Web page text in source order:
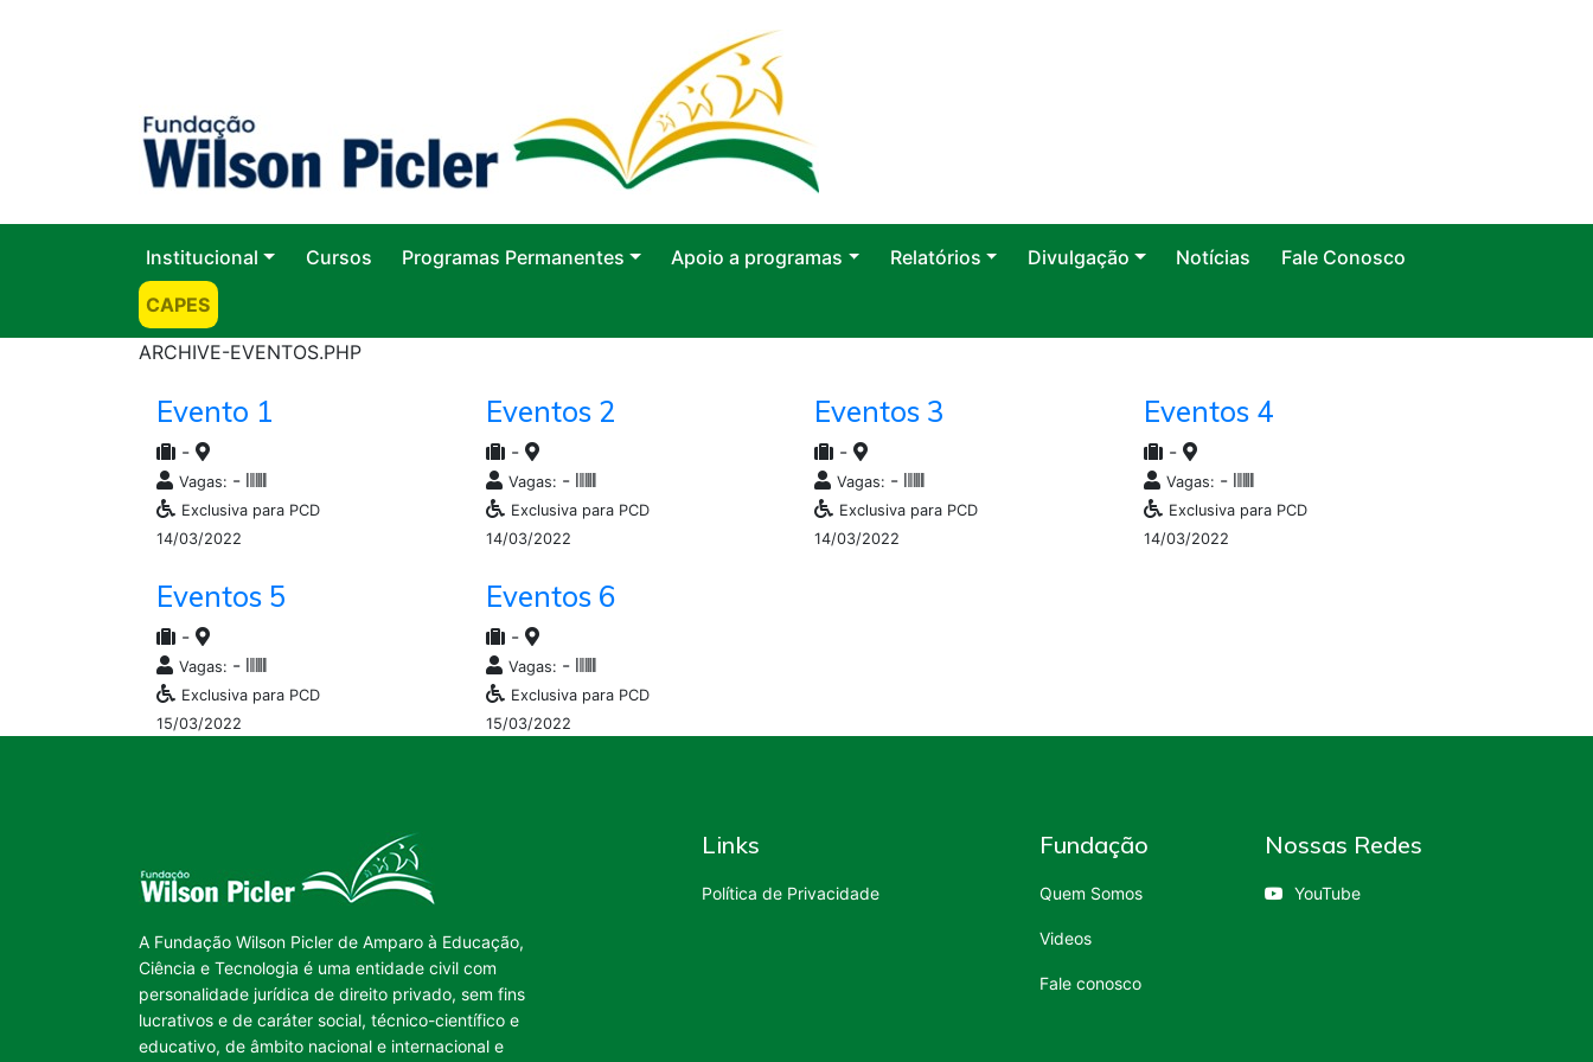
Institucional Cursos Programas Permanentes Apoio a programas Relatórios Divulgação Notícias
Fale Conosco
CAPES
ARCHIVE-EVENTOS.PHP
Evento 1
-
Vagas: -
Exclusiva para PCD
14/03/2022
Eventos 2
-
Vagas: -
Exclusiva para PCD
14/03/2022
Eventos 3
-
Vagas: -
Exclusiva para PCD
14/03/2022
Eventos 4
-
Vagas: -
Exclusiva para PCD
14/03/2022
Eventos 5
-
Vagas: -
Exclusiva para PCD
15/03/2022
Eventos 6
-
Vagas: -
Exclusiva para PCD
15/03/2022
A Fundação Wilson Picler de Amparo à Educação,
Ciência e Tecnologia é uma entidade civil com
personalidade jurídica de direito privado, sem fins
lucrativos e de caráter social, técnico-científico e
educativo, de âmbito nacional e internacional e
Links
Política de Privacidade
Fundação
Quem Somos
Videos
Fale conosco
Nossas Redes
YouTube